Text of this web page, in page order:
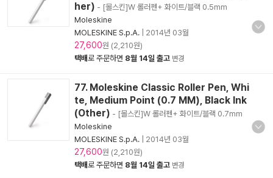
her) - [몰스킨]W 롤러펜+ 화이트/블랙 0.5mm
Moleskine
MOLESKINE S.p.A.
2014년 03월
27,600원 (2,210원)
택배로 주문하면 8월 14일 출고 변경
77. Moleskine Classic Roller Pen, Whi
te, Medium Point (0.7 MM), Black Ink
(Other) - [몰스킨]W 롤러펜+ 화이트/블랙 0.7mm
Moleskine
MOLESKINE S.p.A.
2014년 03월
27,600원 (2,210원)
택배로 주문하면 8월 14일 출고 변경